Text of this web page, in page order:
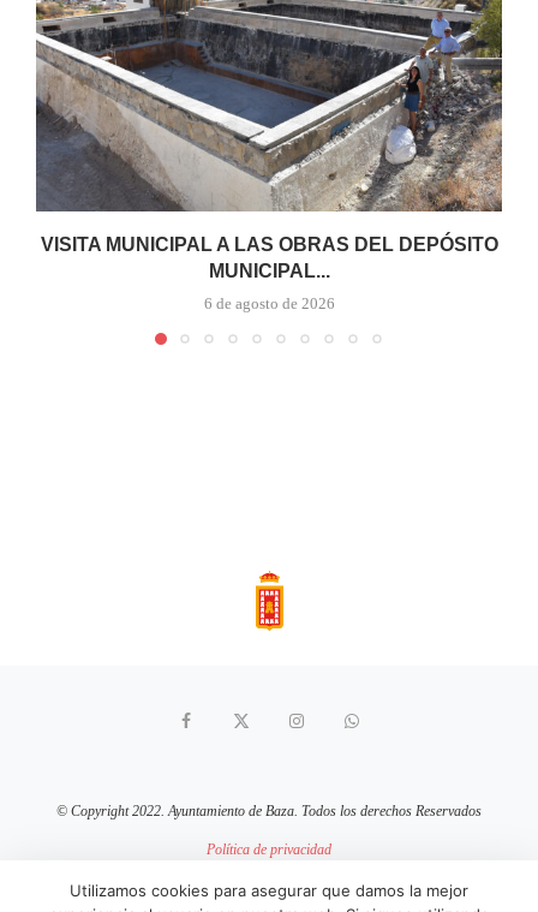
VISITA MUNICIPAL A LAS OBRAS DEL DEPÓSITO
MUNICIPAL...
6 de agosto de 2026
© Copyright 2022. Ayuntamiento de Baza. Todos los derechos Reservados
Política de privacidad
Política de cookies
Utilizamos cookies para asegurar que damos la mejor